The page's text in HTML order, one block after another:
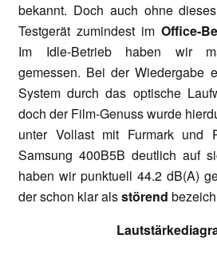
bekannt. Doch auch ohne
Testgerät zumindest im Office-
Im Idle-Betrieb haben wir
gemessen. Bei der Wiedergabe
System durch das optische
doch der Film-Genuss wurde
unter Vollast mit Furmark und
Samsung 400B5B deutlich auf
haben wir punktuell 44.2 dB(A)
der schon klar alsstörend